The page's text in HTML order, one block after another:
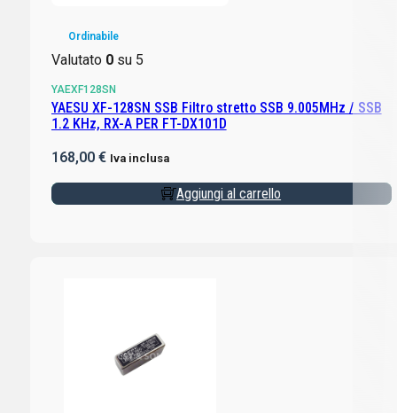
Ordinabile
Valutato 0su 5
YAEXF128SN
YAESU XF-128SN SSB Filtro stretto SSB 9.005MHz / SSB
1.2 KHz, RX-A PER FT-DX101D
168,00 € Iva inclusa
Aggiungi al carrello